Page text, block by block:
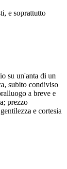
e soprattutto
su un'anta di un
subito condiviso
a breve e
prezzo
e cortesia